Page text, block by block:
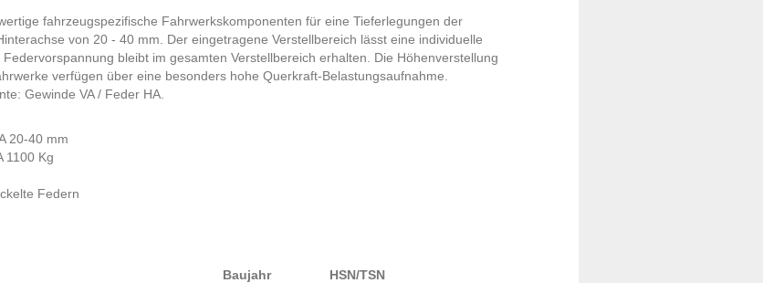
fahrzeugspezifische Fahrwerkskomponenten für eine Tieferlegungen der
von 20 - 40 mm. Der eingetragene Verstellbereich lässt eine individuelle
bleibt im gesamten Verstellbereich erhalten. Die Höhenverstellung
verfügen über eine besonders hohe Querkraft-Belastungsaufnahme.
Gewinde VA / Feder HA.
20-40 mm
1100 Kg
Federn
Baujahr
HSN/TSN